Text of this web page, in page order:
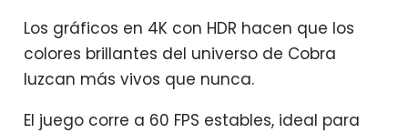
Los gráficos en 4K con HDR hacen que los
colores brillantes del universo de Cobra
luzcan más vivos que nunca.
El juego corre a 60 FPS estables, ideal para